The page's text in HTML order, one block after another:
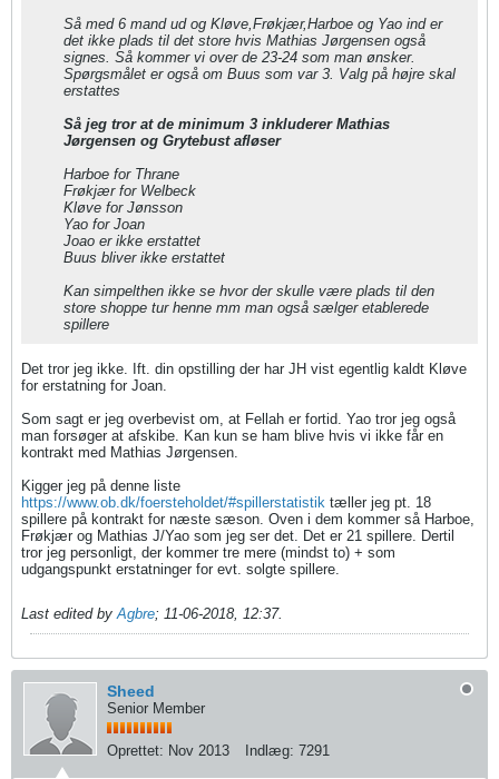
Så med 6 mand ud og Kløve,Frøkjær,Harboe og Yao ind er
det ikke plads til det store hvis Mathias Jørgensen også
signes. Så kommer vi over de 23-24 som man ønsker.
Spørgsmålet er også om Buus som var 3. Valg på højre skal
erstattes
Så jeg tror at de minimum 3 inkluderer Mathias
Jørgensen og Grytebust afløser
Harboe for Thrane
Frøkjær for Welbeck
Kløve for Jønsson
Yao for Joan
Joao er ikke erstattet
Buus bliver ikke erstattet
Kan simpelthen ikke se hvor der skulle være plads til den
store shoppe tur henne mm man også sælger etablerede
spillere
Det tror jeg ikke. Ift. din opstilling der har JH vist egentlig kaldt Kløve
for erstatning for Joan.
Som sagt er jeg overbevist om, at Fellah er fortid. Yao tror jeg også
man forsøger at afskibe. Kan kun se ham blive hvis vi ikke får en
kontrakt med Mathias Jørgensen.
Kigger jeg på denne liste
https://www.ob.dk/foersteholdet/#spillerstatistik tæller jeg pt. 18
spillere på kontrakt for næste sæson. Oven i dem kommer så Harboe,
Frøkjær og Mathias J/Yao som jeg ser det. Det er 21 spillere. Dertil
tror jeg personligt, der kommer tre mere (mindst to) + som
udgangspunkt erstatninger for evt. solgte spillere.
Last edited byAgbre; 11-06-2018, 12:37.
Sheed
Senior Member
Oprettet: Nov 2013 Indlæg: 7291